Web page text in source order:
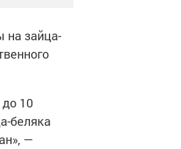
на зайца-
10
беляка
—